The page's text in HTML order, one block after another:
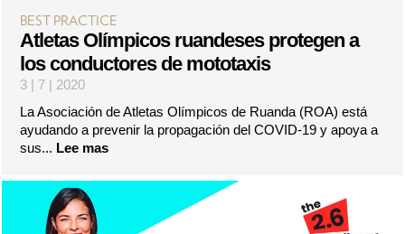
BEST PRACTICE
Atletas Olímpicos ruandeses protegen a
los conductores de mototaxis
3 | 7 | 2020
La Asociación de Atletas Olímpicos de Ruanda (ROA) está
ayudando a prevenir la propagación del COVID-19 y apoya a
sus... Lee mas